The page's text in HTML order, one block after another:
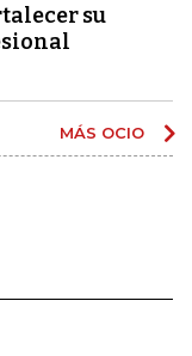
su
MÁS OCIO